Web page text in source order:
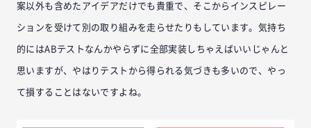
案以外も含めたアイデアだけでも貴重で、そこからインスピレー
ションを受けて別の取り組みを走らせたりもしています。気持ち
的にはABテストなんかやらずに全部実装しちゃえばいいじゃんと
思いますが、やはりテストから得られる気づきも多いので、やっ
て損することはないですよね。